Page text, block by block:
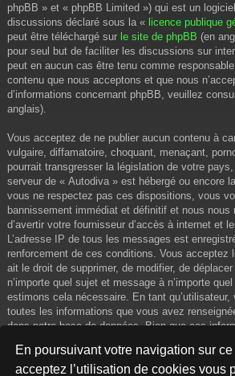
En poursuivant votre navigation sur
acceptez l’utilisation de cookies vous
phpBB » et « phpBB Limited ») qui est un
discussions déclaré sous la « licence publique
peut être téléchargé sur le site de phpBB (en
pour seul but de faciliter les discussions sur
peut en aucun cas être tenu comme
contenu que nous acceptons et que nous
d’informations concernant phpBB, veuillez
anglais).
Vous acceptez de ne publier aucun contenu à
vulgaire, diffamatoire, choquant, menaçant,
pourrait transgresser la législation de votre
serveur de « Autodiva » est hébergé ou encore
vous ne respectez pas ces dispositions, vous
bannissement immédiat et définitif et nous nous
d’avertir votre fournisseur d’accès à internet et
L’adresse IP de tous les messages est
renforcement de ces conditions. Vous acceptez
ait le droit de supprimer, de modifier, de
n’importe quel sujet et message à n’importe
estimons cela nécessaire. En tant
toutes les informations que vous avez
dans notre base de données. Bien que ces
diffusées à une tierce partie sans votre
phpBB, ne pourront être tenus comme
de piratage informatique visant à compromettre